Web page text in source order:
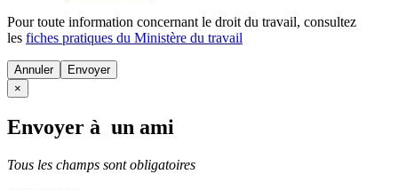
Pour toute information concernant le droit du travail, consultez
les fiches pratiques du Ministère du travail
Annuler
×
Envoyer à un ami
Tous les champs sont obligatoires